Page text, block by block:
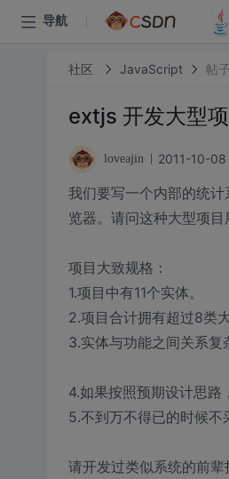
导航
社区 JavaScript 帖
extjs 开发大型
loveajin 2011-10-
我们要写一个内部的统
览器。请问这种大型项
项目大致规格：
1.项目中有11个实体。
2.项目合计拥有超过8类
3.实体与功能之间关系
4.如果按照预期设计思
5.不到万不得已的时候不
请开发过类似系统的前辈